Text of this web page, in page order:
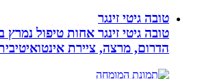
טובה גיטי זינגר
הדרום, מרצה, ציירת